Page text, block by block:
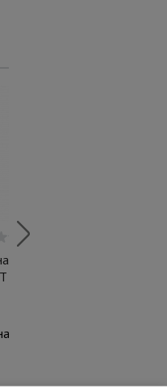
полипропиленовый
10 мм (220)